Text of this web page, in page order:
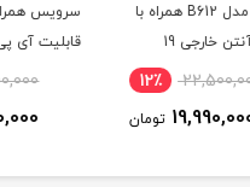
سرویس همراه اول با
قابلیت آی پی استاتیک
(مخصوص مودم )
3,000,000
2,790,000
W